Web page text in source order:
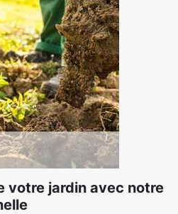
votre jardin avec notre